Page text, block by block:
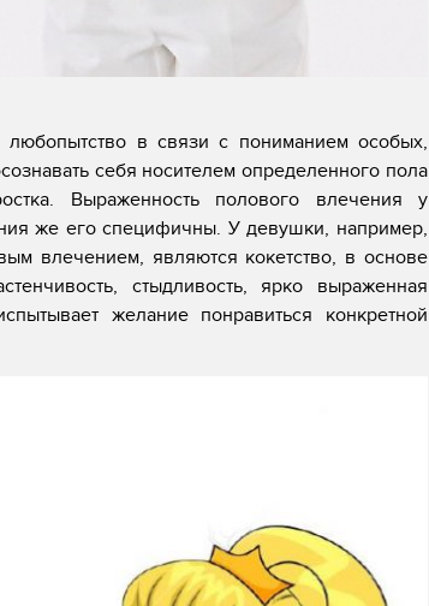
любопытство в связи с пониманием особых,
себя носителем определенного пола
Выраженность полового влечения у
же его специфичны. У девушки, например,
влечением, являются кокетство, в основе
стыдливость, ярко выраженная
желание понравиться конкретной